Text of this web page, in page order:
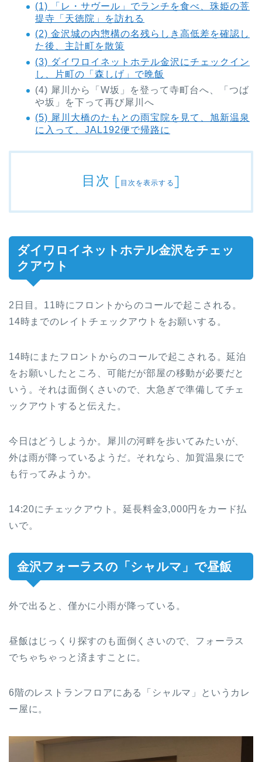
(1) 「レ・サヴール」でランチを食べ、珠姫の菩
提寺「天徳院」を訪れる
(2) 金沢城の内惣構の名残らしき高低差を確認し
た後、主計町を散策
(3) ダイワロイネットホテル金沢にチェックイン
し、片町の「森しげ」で晩飯
(4) 犀川から「W坂」を登って寺町台へ、「つば
や坂」を下って再び犀川へ
(5) 犀川大橋のたもとの雨宝院を見て、旭新温泉
に入って、JAL192便で帰路に
目次 [目次を表示する]
ダイワロイネットホテル金沢をチェッ
クアウト
2日目。11時にフロントからのコールで起こされる。
14時までのレイトチェックアウトをお願いする。
14時にまたフロントからのコールで起こされる。延泊
をお願いしたところ、可能だが部屋の移動が必要だと
いう。それは面倒くさいので、大急ぎで準備してチェ
ックアウトすると伝えた。
今日はどうしようか。犀川の河畔を歩いてみたいが、
外は雨が降っているようだ。それなら、加賀温泉にで
も行ってみようか。
14:20にチェックアウト。延長料金3,000円をカード払
いで。
金沢フォーラスの「シャルマ」で昼飯
外で出ると、僅かに小雨が降っている。
昼飯はじっくり探すのも面倒くさいので、フォーラス
でちゃちゃっと済ますことに。
6階のレストランフロアにある「シャルマ」というカレ
ー屋に。